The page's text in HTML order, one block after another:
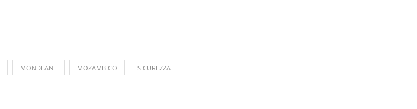
MONDLANE MOZAMBICO SICUREZZA